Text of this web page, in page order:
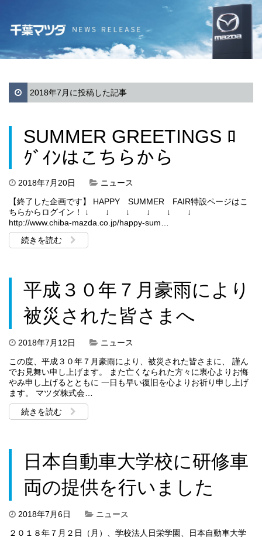
2018年7月に投稿した記事
SUMMER GREETINGS ﾛ
ｸﾞｲﾝはこちらから
2018年7月20日
ニュース
【終了した企画です】 HAPPY SUMMER FAIR特設ページはこ
ちらからログイン！ ↓ ↓ ↓ ↓ ↓ ↓
http://www.chiba-mazda.co.jp/happy-sum…
続きを読む
平成３０年７月豪雨により
被災された皆さまへ
2018年7月12日
ニュース
この度、平成３０年７月豪雨により、被災された皆さまに、 謹ん
でお見舞い申し上げます。 また亡くなられた方々に衷心よりお悔
やみ申し上げるとともに 一日も早い復旧を心よりお祈り申し上げ
ます。 マツダ株式会…
続きを読む
日本自動車大学校に研修車
両の提供を行いました
2018年7月6日
ニュース
２０１８年７月２日（月）、学校法人日栄学園、日本自動車大学